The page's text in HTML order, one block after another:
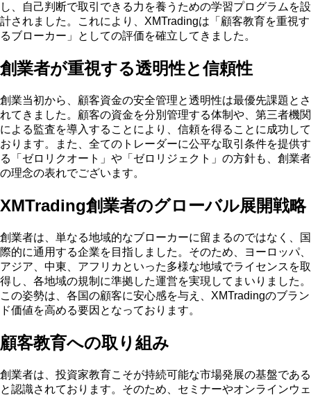
し、自己判断で取引できる力を養うための学習プログラムを設
計されました。これにより、XMTradingは「顧客教育を重視す
るブローカー」としての評価を確立してきました。
創業者が重視する透明性と信頼性
創業当初から、顧客資金の安全管理と透明性は最優先課題とさ
れてきました。顧客の資金を分別管理する体制や、第三者機関
による監査を導入することにより、信頼を得ることに成功して
おります。また、全てのトレーダーに公平な取引条件を提供す
る「ゼロリクオート」や「ゼロリジェクト」の方針も、創業者
の理念の表れでございます。
XMTrading創業者のグローバル展開戦略
創業者は、単なる地域的なブローカーに留まるのではなく、国
際的に通用する企業を目指しました。そのため、ヨーロッパ、
アジア、中東、アフリカといった多様な地域でライセンスを取
得し、各地域の規制に準拠した運営を実現してまいりました。
この姿勢は、各国の顧客に安心感を与え、XMTradingのブラン
ド価値を高める要因となっております。
顧客教育への取り組み
創業者は、投資家教育こそが持続可能な市場発展の基盤である
と認識されております。そのため、セミナーやオンラインウェ